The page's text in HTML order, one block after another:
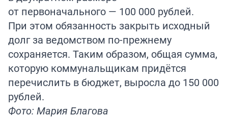
от первоначального — 100 000 рублей.
При этом обязанность закрыть исходный
долг за ведомством по-прежнему
сохраняется. Таким образом, общая сумма,
которую коммунальщикам придётся
перечислить в бюджет, выросла до 150 000
рублей.
Фото: Мария Благова